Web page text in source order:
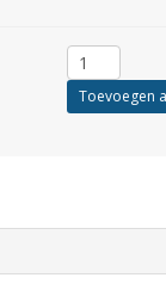
Toevoegen